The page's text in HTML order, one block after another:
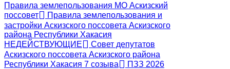
Правила землепользования МО Аскизский
поссовет
Правила землепользования и
застройки Аскизского поссовета Аскизского
района Республики Хакасия
НЕДЕЙСТВУЮЩИЕ
Совет депутатов
Аскизского поссовета Аскизского района
Республики Хакасия 7 созыва
ПЗЗ 2026